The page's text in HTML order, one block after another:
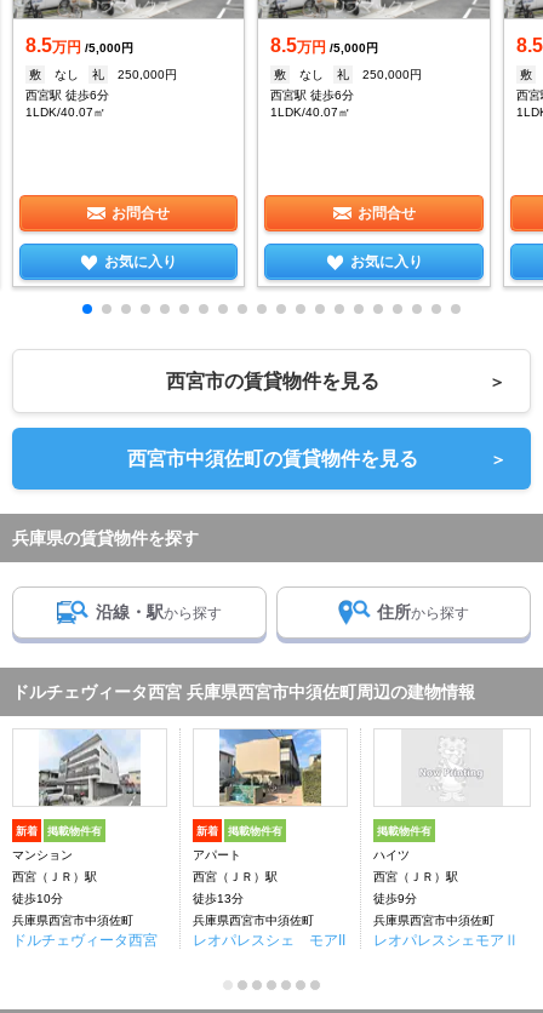
8.5万円 /5,000円
敷
なし 礼
250,000円
西宮駅 徒歩6分
1LDK/40.07㎡
お問合せ
お気に入り
8.5万円 /5,000円
敷
なし 礼
250,000円
西宮駅 徒歩6分
1LDK/40.07㎡
お問合せ
お気に入り
8.5
敷
西宮
西宮市の賃貸物件を見る ＞
西宮市中須佐町の賃貸物件を見る ＞
兵庫県の賃貸物件を探す
沿線・駅から探す 住所から探す
ドルチェヴィータ西宮 兵庫県西宮市中須佐町周辺の建物情報
新着 掲載物件有
マンション
西宮（ＪＲ）駅
徒歩10分
兵庫県西宮市中須佐町
ドルチェヴィータ西宮
新着 掲載物件有
アパート
西宮（ＪＲ）駅
徒歩13分
兵庫県西宮市中須佐町
レオパレスシェ モアII
掲載物件有
ハイツ
西宮（ＪＲ）駅
徒歩9分
兵庫県西宮市中須佐町
レオパレスシェモアⅡ